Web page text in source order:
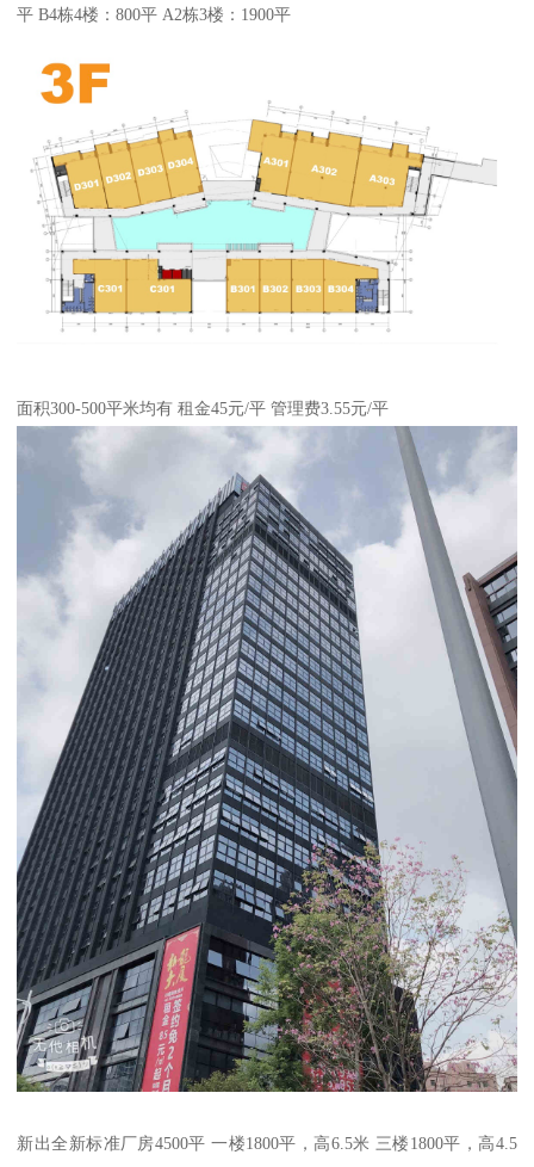
平 B4栋4楼：800平 A2栋3楼：1900平
面积300-500平米均有 租金45元/平 管理费3.55元/平
新出全新标准厂房4500平 一楼1800平，高6.5米 三楼1800平，高4.5